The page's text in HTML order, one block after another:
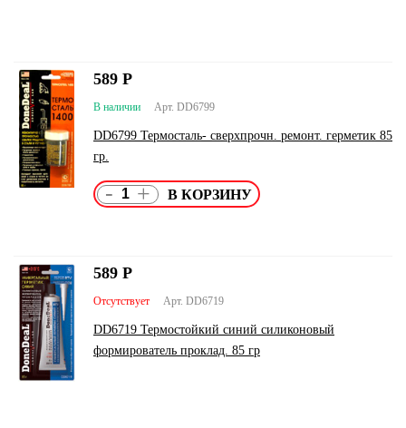
Арт. DD6799
В наличии
DD6799 Термосталь- сверхпрочн. ремонт. герметик 85
гр.
589 Р
- +
Арт. DD6719
Отсутствует
DD6719 Термостойкий синий силиконовый
формирователь проклад. 85 гр
589 Р